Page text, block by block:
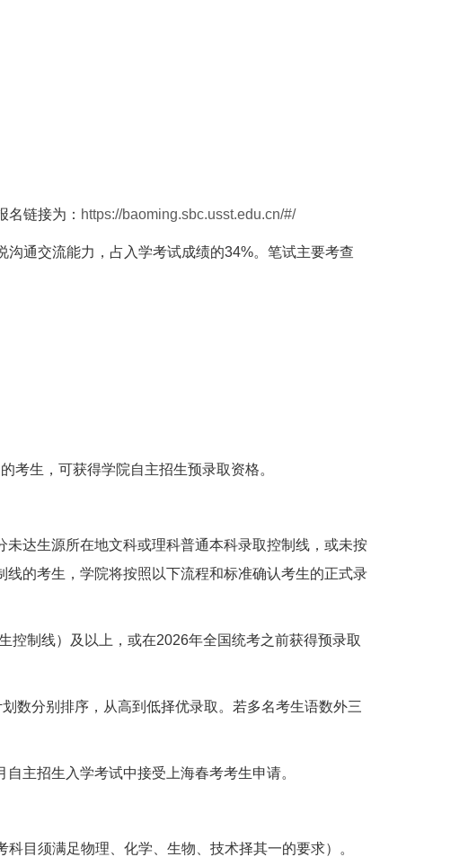
链接为： https://baoming.sbc.usst.edu.cn/#/
沟通交流能力，占入学考试成绩的34%。笔试主要考查
考生，可获得学院自主招生预录取资格。
达生源所在地文科或理科普通本科录取控制线，或未按
的考生，学院将按照以下流程和标准确认考生的正式录
控制线）及以上，或在2026年全国统考之前获得预录取
数分别排序，从高到低择优录取。若多名考生语数外三
自主招生入学考试中接受上海春考考生申请。
目须满足物理、化学、生物、技术择其一的要求）。